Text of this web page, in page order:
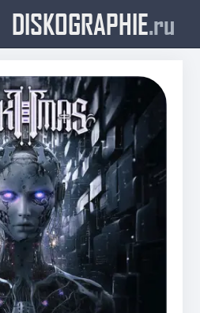
DISKOGRAPHIE.ru